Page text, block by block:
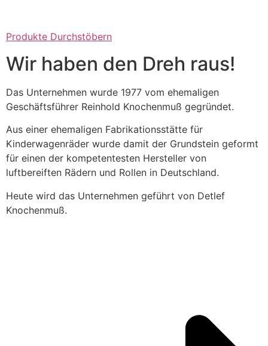
Produkte Durchstöbern
Wir haben den Dreh raus!
Das Unternehmen wurde 1977 vom ehemaligen
Geschäftsführer Reinhold Knochenmuß gegründet.
Aus einer ehemaligen Fabrikationsstätte für
Kinderwagenräder wurde damit der Grundstein geformt
für einen der kompetentesten Hersteller von
luftbereiften Rädern und Rollen in Deutschland.
Heute wird das Unternehmen geführt von Detlef
Knochenmuß.